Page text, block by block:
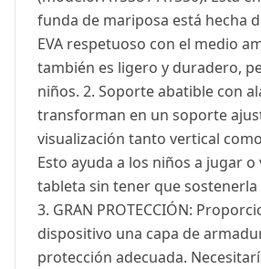
funda de mariposa está hecha
EVA respetuoso con el medio
también es ligero y duradero,
niños. 2. Soporte abatible con
transforman en un soporte
visualización tanto vertical
Esto ayuda a los niños a jugar o
tableta sin tener que sostenerla
3. GRAN PROTECCIÓN:
dispositivo una capa de
protección adecuada.